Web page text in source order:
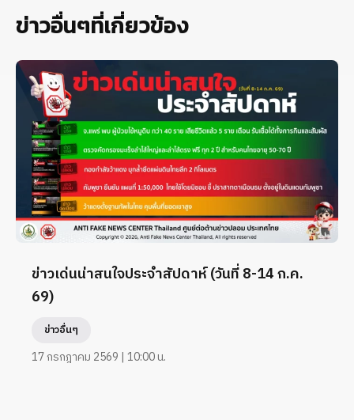
ข่าวอื่นๆที่เกี่ยวข้อง
ข่าวเด่นน่าสนใจประจำสัปดาห์ (วันที่ 8-14 ก.ค.
69)
ข่าวอื่นๆ
17 กรกฎาคม 2569 | 10:00 น.